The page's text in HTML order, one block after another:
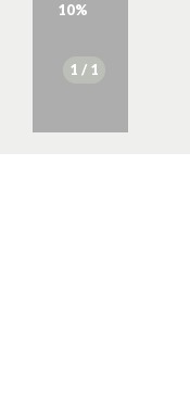
10%
1 / 1